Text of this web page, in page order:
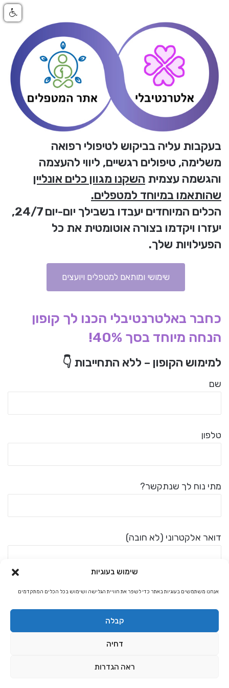
שימוש בעוגיות
אנחנו משתמשים בעוגיות באתר כדי לשפר את חוויית הגלישה ושימוש בכל הכלים המתקדמים
קבלה
דחיה
ראה הגדרות
בעקבות עליה בביקוש לטיפולי רפואה
משלימה, טיפולים רגשיים, ליווי להעצמה
והגשמה עצמית השקנו מגוון כלים אונליין
שהותאמו במיוחד למטפלים.
הכלים המיוחדים יעבדו בשבילך יום-יום 24/7,
יעזרו ויקדמו בצורה אוטומטית את כל
הפעילויות שלך.
שימושי ומותאם למטפלים ויועצים
כחבר באלטרנטיבלי הכנו לך קופון
הנחה מיוחד בסך 40%!
למימוש הקופון – ללא התחייבות 👇
שם
טלפון
מתי נוח לך שנתקשר?
דואר אלקטרוני (לא חובה)